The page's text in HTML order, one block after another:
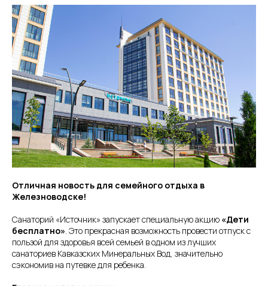
Отличная новость для семейного отдыха в
Железноводске!
Санаторий «Источник» запускает специальную акцию «Дети
бесплатно». Это прекрасная возможность провести отпуск с
пользой для здоровья всей семьей в одном из лучших
санаториев Кавказских Минеральных Вод, значительно
сэкономив на путевке для ребенка.